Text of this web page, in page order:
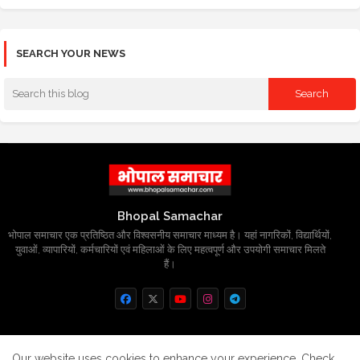
SEARCH YOUR NEWS
Bhopal Samachar
भोपाल समाचार एक प्रतिष्ठित और विश्वसनीय समाचार माध्यम है। यहां नागरिकों, विद्यार्थियों,
युवाओं, व्यापारियों, कर्मचारियों एवं महिलाओं के लिए महत्वपूर्ण और उपयोगी समाचार मिलते
हैं।
Home About Contact us Privacy Policy